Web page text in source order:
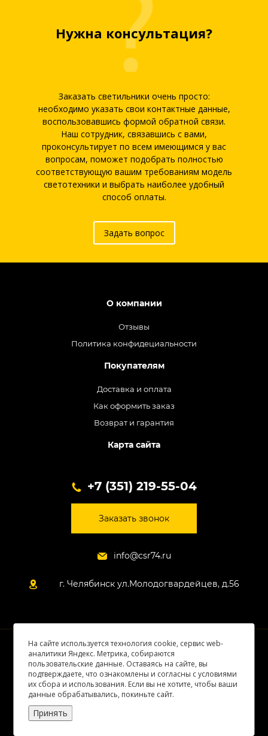
Нужна консультация?
Заказать светильники очень просто:
необходимо указать свои контактные данные,
воспользовавшись формой обратной связи.
Наш сотрудник, связавшись с вами,
проконсультирует по всем имеющимся у вас
вопросам, поможет подобрать полностью
соответствующую вашим требованиям модель
светотехники и выбрать наиболее удобный
способ оплаты.
Задать вопрос
О компании
Отзывы
Политика конфидециальности
Покупателям
Доставка и оплата
Как оформить заказ
Возврат и гарантия
Карта сайта
+7 (351) 219-55-04
Заказать звонок
info@csr74.ru
г. Челябинск ул.Молодогвардейцев, д.56
© 2026 Все права защищены
На сайте используется технология cookie, сервис web-
аналитики Яндекс. Метрика, собираются
пользовательские данные. Оставаясь на сайте, вы
подтверждаете, что ознакомлены и согласны с условиями
их сбора и использования. Если вы не хотите, чтобы ваши
данные обрабатывались, покиньте сайт.
Принять